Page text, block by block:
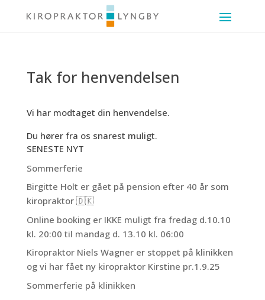
Tak for henvendelsen
Vi har modtaget din henvendelse.
Du hører fra os snarest muligt.
SENESTE NYT
Sommerferie
Birgitte Holt er gået på pension efter 40 år som
kiropraktor 🇩🇰
Online booking er IKKE muligt fra fredag d.10.10
kl. 20:00 til mandag d. 13.10 kl. 06:00
Kiropraktor Niels Wagner er stoppet på klinikken
og vi har fået ny kiropraktor Kirstine pr.1.9.25
Sommerferie på klinikken